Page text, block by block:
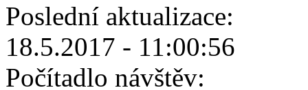
Poslední aktualizace:
18.5.2017 - 11:00:56
Počítadlo návštěv: